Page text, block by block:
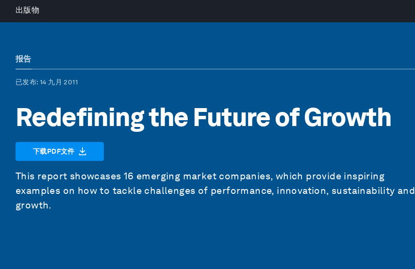
出版物
报告
已发布: 14 九月 2011
Redefining the Future of Growth
下载PDF文件
This report showcases 16 emerging market companies, which provide inspiring
examples on how to tackle challenges of performance, innovation, sustainability and
growth.